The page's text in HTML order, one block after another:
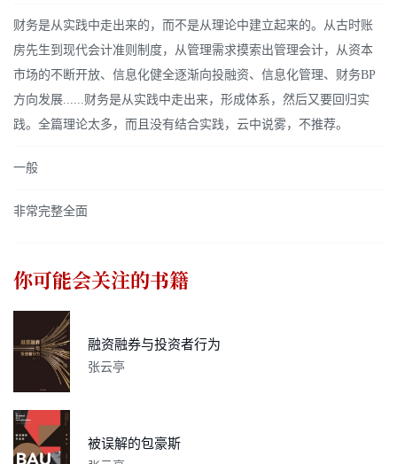
财务是从实践中走出来的，而不是从理论中建立起来的。从古时账
房先生到现代会计准则制度，从管理需求摸索出管理会计，从资本
市场的不断开放、信息化健全逐渐向投融资、信息化管理、财务BP
方向发展......财务是从实践中走出来，形成体系，然后又要回归实
践。全篇理论太多，而且没有结合实践，云中说雾，不推荐。
一般
非常完整全面
你可能会关注的书籍
融资融券与投资者行为
张云亭
被误解的包豪斯